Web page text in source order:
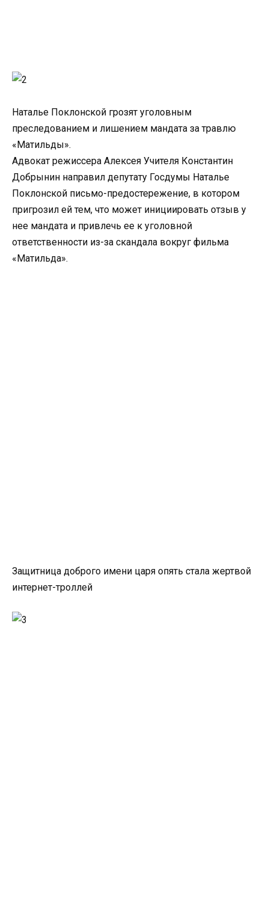
Наталье Поклонской грозят уголовным
преследованием и лишением мандата за травлю
«Матильды».
Адвокат режиссера Алексея Учителя Константин
Добрынин направил депутату Госдумы Наталье
Поклонской письмо-предостережение, в котором
пригрозил ей тем, что может инициировать отзыв у
нее мандата и привлечь ее к уголовной
ответственности из-за скандала вокруг фильма
«Матильда».
Защитница доброго имени царя опять стала жертвой
интернет-троллей